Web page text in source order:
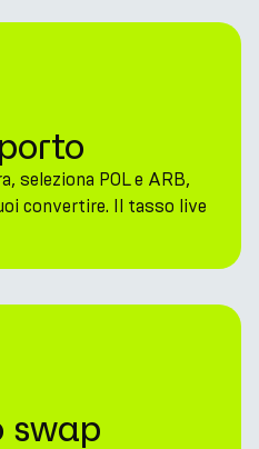
seleziona POL e ARB,
convertire. Il tasso live
swap